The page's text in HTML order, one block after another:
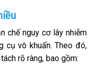
chế nguy cơ lây nhiễm
cụ vô khuẩn. Theo đó,
rõ ràng, bao gồm: